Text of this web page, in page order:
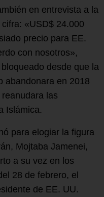
en entrevista a la
«USD$ 24.000
precio para EE.
con nosotros»,
desde que la
abandonara en 2018
las
Islámica.
para elogiar la figura
Mojtaba Jamenei,
a su vez en los
28 de febrero, el
de EE. UU.